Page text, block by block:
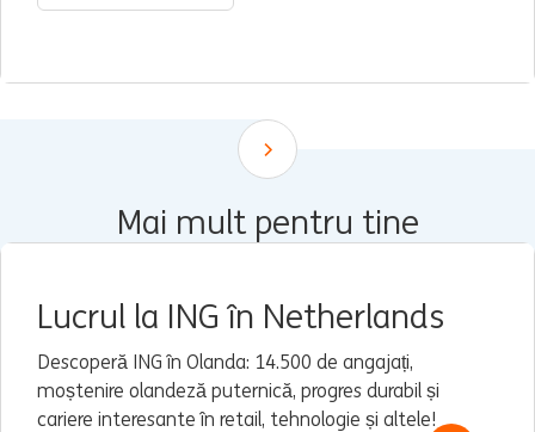
Scroll down
Mai mult pentru tine
Lucrul la ING în Netherlands
Descoperă ING în Olanda: 14.500 de angajați,
moștenire olandeză puternică, progres durabil și
cariere interesante în retail, tehnologie și altele!